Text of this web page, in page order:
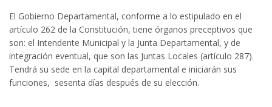
El Gobierno Departamental, conforme a lo estipulado en el
artículo 262 de la Constitución, tiene órganos preceptivos que
son: el Intendente Municipal y la Junta Departamental, y de
integración eventual, que son las Juntas Locales (artículo 287).
Tendrá su sede en la capital departamental e iniciarán sus
funciones, sesenta días después de su elección.